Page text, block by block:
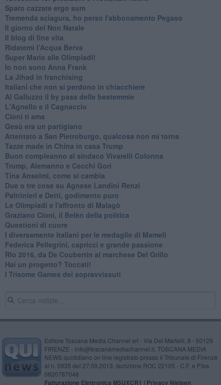
Sparo cazzate ergo sum
Tremenda sciagura, ho perso l'abbonamento Pegaso
Il giorno del Non Natale
Il blog di fine vita
​Ridatemi l’Acqua Berva
Super Mario alle Olimpiadi!
Io non sono Anna Frank
​La Jihad in franchising
Italiani che non si perdono in chiacchiere
Al Galluzzo il by pass delle bestemmie
L'Agnello e il Cagnaccio
Cioni ti ama
​Gesù era un partigiano
Attentato a San Pietroburgo, qualcosa non mi torna
Tazze made in China in casa Trump
Buon compleanno al sindaco Vivarelli Colonna
Trump, Alemanno e Cecchi Gori
Tina Anselmi, come si cambia
Due o tre cose su Agnese Landini Renzi
Paltrinieri e Detti, godimento puro
Le Olimpiadi e l'affronto di Malagò
Graziano Cioni, il Belèn della politica
Questioni di cuore
I diversamente italiani per le medaglie di Mameli
Federica Pellegrini, capricci e grande passione
RIo 2016, da De Coubertin al marchese Del Grillo
​Hai un progetto? Toccati!
​I Trisome Games dei sopravvissuti
Editore Toscana Media Channel srl - Via Dei Martelli, 8 - 50129
FIRENZE - info@toscanamediachannel.it. TOSCANA MEDIA
NEWS quotidiano on line registrato presso il Tribunale di Firenze
al n. 5935 del 27.09.2013. Iscrizione ROC 22105 - C.F. e P.Iva
0620787048
Fatturazione Elettronica M5UXCR1 | Privacy Nielsen